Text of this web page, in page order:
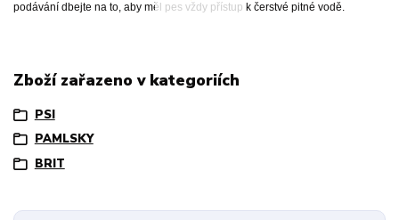
podávání dbejte na to, aby měl pes vždy přístup k čerstvé pitné vodě.
Zboží zařazeno v kategoriích
PSI
PAMLSKY
BRIT